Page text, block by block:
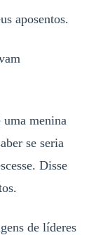
aposentos.
menina
se seria
Disse
de líderes